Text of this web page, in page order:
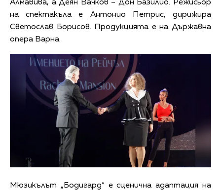
Алмавива, а Деян Вачков – Дон Базилио. Режисьор
на спектакъла е Антонио Петрис, дирижира
Светослав Борисов. Продукцията е на Държавна
опера Варна.
Мюзикълът „Бодигард“ е сценична адаптация на